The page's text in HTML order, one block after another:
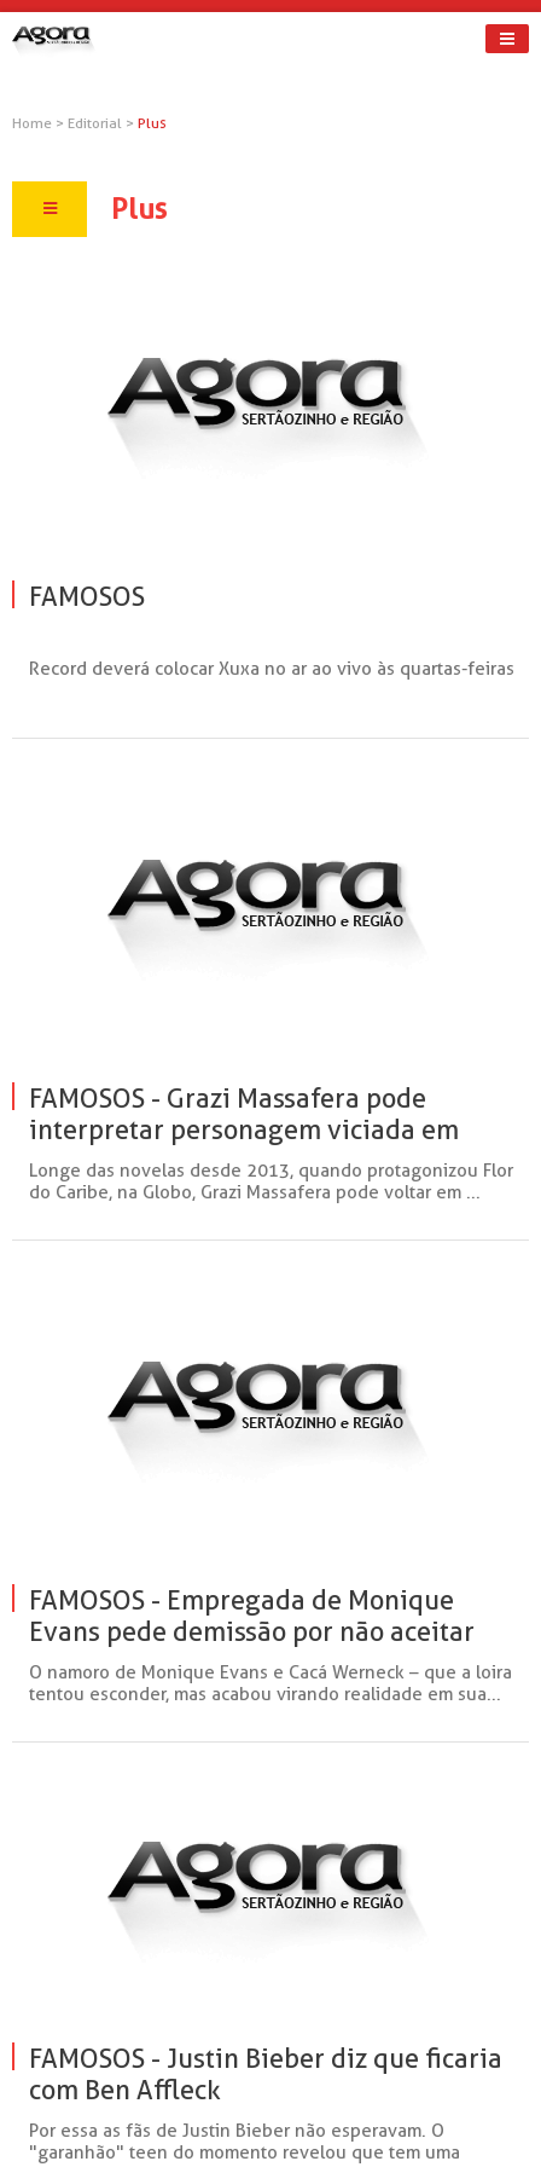
Home > Editorial > Plus
Plus
FAMOSOS
Record deverá colocar Xuxa no ar ao vivo às quartas-feiras
FAMOSOS - Grazi Massafera pode
interpretar personagem viciada em
drogas
Longe das novelas desde 2013, quando protagonizou Flor
do Caribe, na Globo, Grazi Massafera pode voltar em ...
FAMOSOS - Empregada de Monique
Evans pede demissão por não aceitar
sexualidade da loira
O namoro de Monique Evans e Cacá Werneck – que a loira
tentou esconder, mas acabou virando realidade em sua...
FAMOSOS - Justin Bieber diz que ficaria
com Ben Affleck
Por essa as fãs de Justin Bieber não esperavam. O
"garanhão" teen do momento revelou que tem uma